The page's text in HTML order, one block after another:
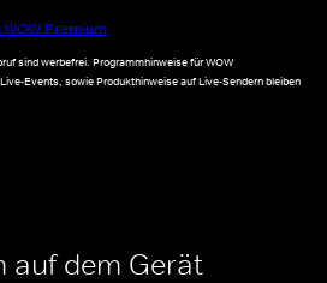
Premium
sind werbefrei. Programmhinweise für WOW
Events, sowie Produkthinweise auf Live-Sendern bleiben
auf dem Gerät